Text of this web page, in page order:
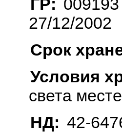
ГР:
27/12/2002
Срок
Условия
света месте
НД: 42-